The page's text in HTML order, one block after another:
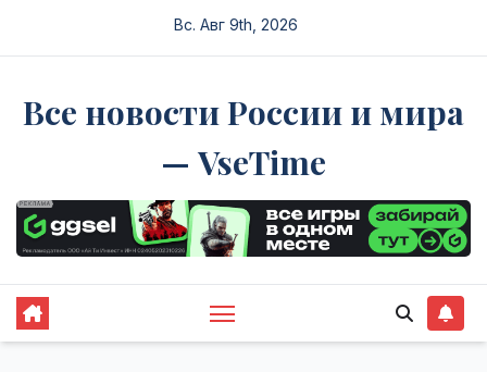
Вс. Авг 9th, 2026
Все новости России и мира
— VseTime